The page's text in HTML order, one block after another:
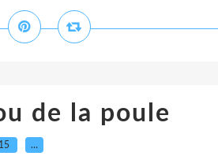
de la poule
…